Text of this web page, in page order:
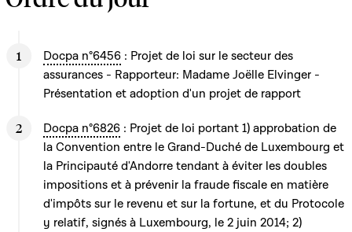
Docpa n°6456 : Projet de loi sur le secteur des
assurances - Rapporteur: Madame Joëlle Elvinger -
Présentation et adoption d'un projet de rapport
Docpa n°6826 : Projet de loi portant 1) approbation de
la Convention entre le Grand-Duché de Luxembourg et
la Principauté d'Andorre tendant à éviter les doubles
impositions et à prévenir la fraude fiscale en matière
d'impôts sur le revenu et sur la fortune, et du Protocole
y relatif, signés à Luxembourg, le 2 juin 2014; 2)